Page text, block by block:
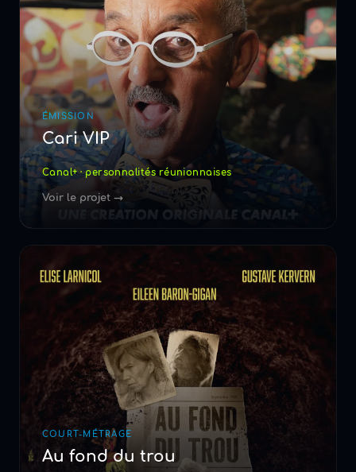
ÉMISSION
Cari VIP
Canal+ · personnalités réunionnaises
Voir le projet →
COURT-MÉTRAGE
Au fond du trou